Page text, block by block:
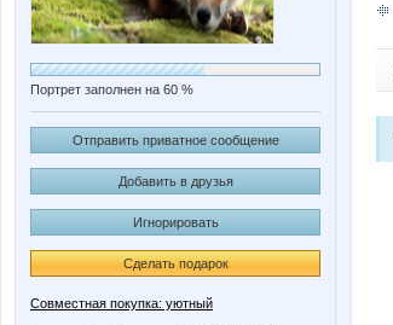
Портрет заполнен на 60 %
Отправить приватное сообщение
Добавить в друзья
Игнорировать
Сделать подарок
Совместная покупка: уютный